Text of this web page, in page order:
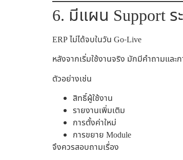
6. มีแผน Support ร
ERP ไม่ได้จบในวัน Go-Live
หลังจากเริ่มใช้งานจริง มักมีคำถามและ
ตัวอย่างเช่น
สิทธิ์ผู้ใช้งาน
รายงานเพิ่มเติม
การตั้งค่าใหม่
การขยาย Module
จึงควรสอบถามเรื่อง